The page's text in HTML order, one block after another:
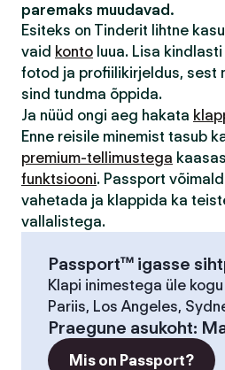
paremaks muudavad.
Esiteks on Tinderit lihtne
vaid konto luua. Lisa
fotod ja profiilikirjeldus, sest
sind tundma õppida.
Ja nüüd ongi aeg hakata
Enne reisile minemist tasub
premium-tellimustega
funktsiooni. Passport
vahetada ja klappida ka
vallalistega.
Passport™ igasse
Klapi inimestega üle
Pariis, Los Angeles,
Praegune asukoht:
Mis on Passport?